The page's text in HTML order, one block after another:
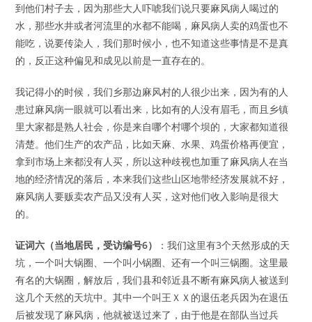
到他们村子去，因为那些大人吓唬我们说只要麻风病人喝过的
水，那些水井或者河流里的水都不能喝，麻风病人卖的鸡蛋也不
能吃，说要传染人，我们那时候小，也不知道这些事情是不是真
的，反正这种偏见和成见以前是一直存在的。
我记得小的时候，我们乡那边麻风村的人很少出来，因为有的人
患过麻风病一眼就可以看出来，比如有的人没有眉毛，而且乡镇
里大家都是熟人社会，你是来自哪个村哪个坝的，大家都知道很
清楚。他们生产的农产品，比如天麻、水果、鸡蛋价格再便宜，
拿到市场上来都没有人买，所以这种歧视也加重了麻风病人在当
地的经济情况的落后，本来我们这些山区地带经济发展就不好，
麻风病人要贩卖农产品又没有人买，这对他们收入影响是很大
的。
证词六（当地居民，受访编号6）
：我们这里有3个天然形成的天
坑，一个叫大锅圈、一个叫小锅圈、还有一个叫三锅圈。这里最
有名的大锅圈，解放后，我们县和邻近县不断有麻风病人被送到
这几个天然的天坑中。其中一个叫王ＸＸ的退伍老兵因为在退伍
后被发现了麻风病，他就被送过来了，由于他是在部队当过兵